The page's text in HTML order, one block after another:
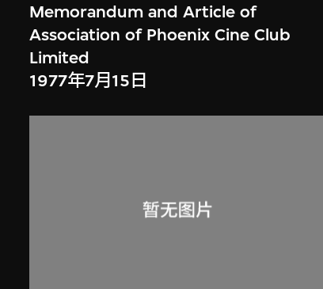
Memorandum and Article of
Association of Phoenix Cine Club
Limited
1977年7月15日